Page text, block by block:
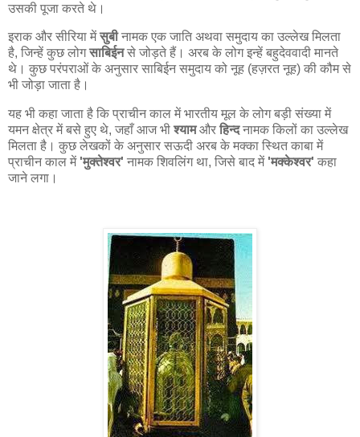
उसकी पूजा करते थे।
इराक और सीरिया मेंसुबीनामक एक जाति अथवा समुदाय का उल्लेख मिलता
है, जिन्हें कुछ लोगसाबिईनसे जोड़ते हैं। अरब के लोग इन्हें बहुदेववादी मानते
थे। कुछ परंपराओं के अनुसार साबिईन समुदाय को नूह (हज़रत नूह) की कौम से
भी जोड़ा जाता है।
यह भी कहा जाता है कि प्राचीन काल में भारतीय मूल के लोग बड़ी संख्या में
यमन क्षेत्र में बसे हुए थे, जहाँ आज भीश्यामऔरहिन्दनामक किलों का उल्लेख
मिलता है। कुछ लेखकों के अनुसार सऊदी अरब के मक्का स्थित काबा में
प्राचीन काल में 'मुक्तेश्वर' नामक शिवलिंग था, जिसे बाद में 'मक्केश्वर' कहा
जाने लगा।